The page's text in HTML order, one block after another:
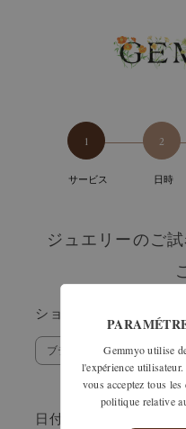
サービス 日時
ジュエリーのご
ショップ
ブティック選択
日付
Gemmyo utilise
l'expérience
vous acceptez tous
politique relative